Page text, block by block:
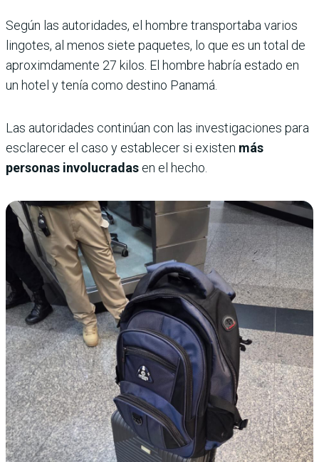
Según las autoridades, el hombre transportaba varios
lingotes, al menos siete paquetes, lo que es un total de
aproximdamente 27 kilos. El hombre habría estado en
un hotel y tenía como destino Panamá.
Las autoridades continúan con las investigaciones para
esclarecer el caso y establecer si existen más
personas involucradas en el hecho.